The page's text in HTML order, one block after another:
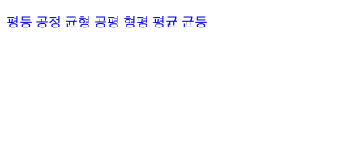
평등 공정 균형 공평 형평 평균 균등